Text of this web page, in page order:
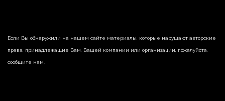
Если Вы обнаружили на нашем сайте материалы, которые нарушают авторские
права, принадлежащие Вам, Вашей компании или организации, пожалуйста,
сообщите нам.